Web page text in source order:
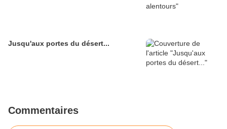
Jusqu'aux portes du désert...
Commentaires